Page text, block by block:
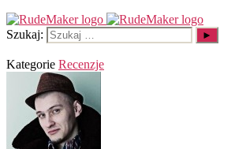
Szukaj:
Kategorie Recenzje